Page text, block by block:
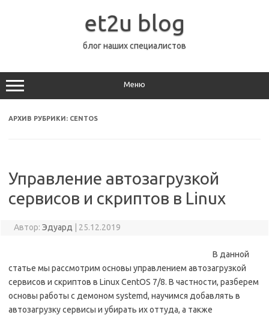
et2u blog
блог наших специалистов
Меню
АРХИВ РУБРИКИ: CENTOS
Управление автозагрузкой
сервисов и скриптов в Linux
Автор: Эдуард 25.12.2019
В данной
статье мы рассмотрим основы управлением автозагрузкой
сервисов и скриптов в Linux CentOS 7/8. В частности, разберем
основы работы с демоном systemd, научимся добавлять в
автозагрузку сервисы и убирать их оттуда, а также